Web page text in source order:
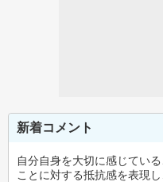
新着コメント
自分自身を大切に感じてい
ことに対する抵抗感を表現し